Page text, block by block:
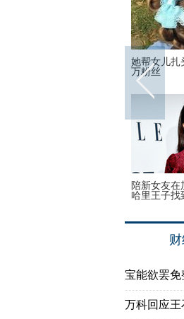
她帮女儿扎
万粉丝
陪新女友在
哈里王子找
宝能欲罢
万科回应